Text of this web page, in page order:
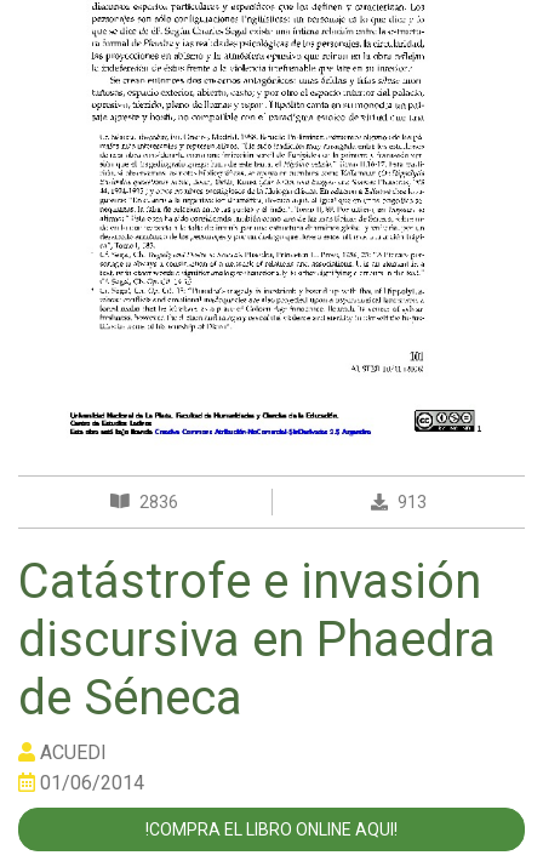
2836 913
Catástrofe e invasión
discursiva en Phaedra
de Séneca
ACUEDI
01/06/2014
!COMPRA EL LIBRO ONLINE AQUI!